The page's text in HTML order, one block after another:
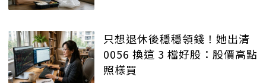
只想退休後穩穩領錢！她出清
0056 換這 3 檔好股：股價高點
照樣買